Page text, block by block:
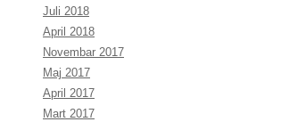
Juli 2018
April 2018
Novembar 2017
Maj 2017
April 2017
Mart 2017